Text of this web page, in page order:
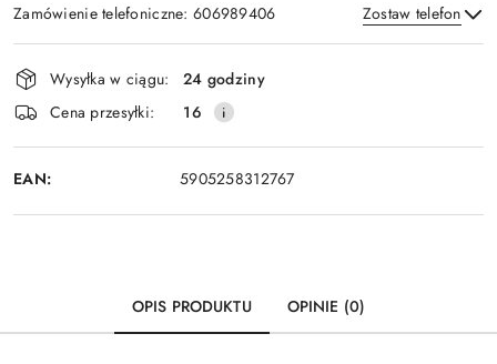
Zamówienie telefoniczne: 606989406 Zostaw telefon
Wyślij
Dostępność
i
dostawa
Wysyłka w ciągu:
24 godziny
Cena przesyłki:
16
EAN: 5905258312767
OPIS PRODUKTU OPINIE (0)